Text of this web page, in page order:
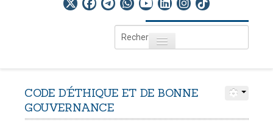
Rechercher
Toggle navigation
Le système fiscal
CODE D’ÉTHIQUE ET DE BONNE
GOUVERNANCE